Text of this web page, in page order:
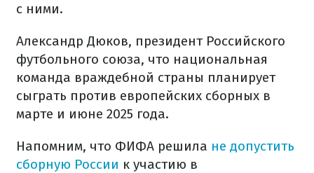
с ними.
Александр Дюков, президент Российского
футбольного союза, что национальная
команда враждебной страны планирует
сыграть против европейских сборных в
марте и июне 2025 года.
Напомним, что ФИФА решила не допустить
сборную России к участию в